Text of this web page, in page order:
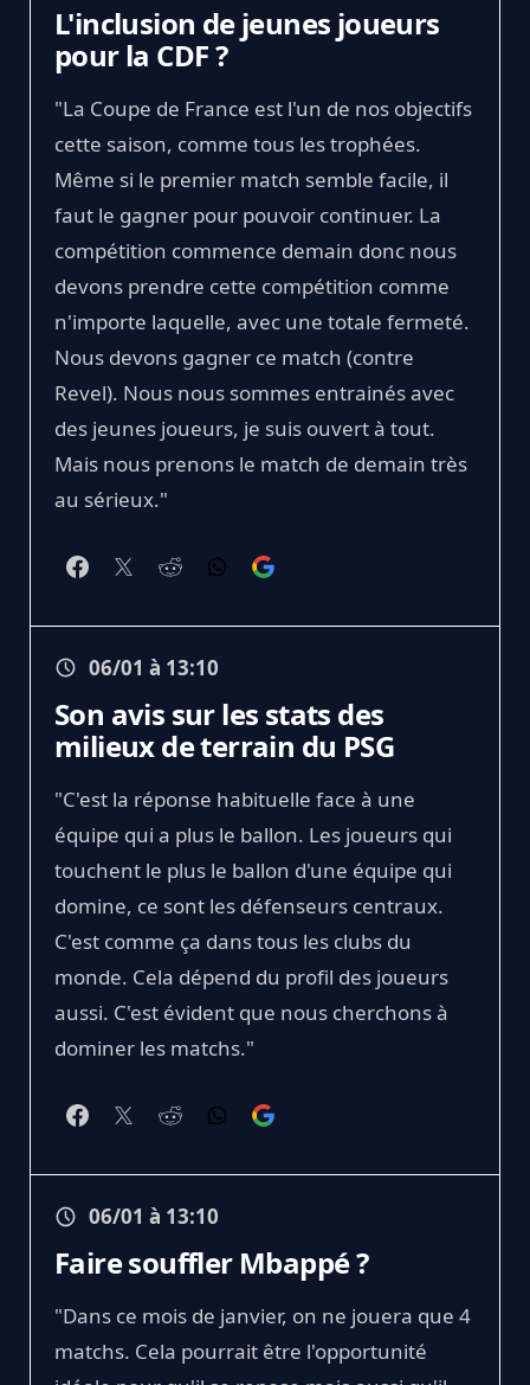
L'inclusion de jeunes joueurs
pour la CDF ?
"La Coupe de France est l'un de nos objectifs
cette saison, comme tous les trophées.
Même si le premier match semble facile, il
faut le gagner pour pouvoir continuer. La
compétition commence demain donc nous
devons prendre cette compétition comme
n'importe laquelle, avec une totale fermeté.
Nous devons gagner ce match (contre
Revel). Nous nous sommes entrainés avec
des jeunes joueurs, je suis ouvert à tout.
Mais nous prenons le match de demain très
au sérieux."
06/01 à 13:10
Son avis sur les stats des
milieux de terrain du PSG
"C'est la réponse habituelle face à une
équipe qui a plus le ballon. Les joueurs qui
touchent le plus le ballon d'une équipe qui
domine, ce sont les défenseurs centraux.
C'est comme ça dans tous les clubs du
monde. Cela dépend du profil des joueurs
aussi. C'est évident que nous cherchons à
dominer les matchs."
06/01 à 13:10
Faire souffler Mbappé ?
"Dans ce mois de janvier, on ne jouera que 4
matchs. Cela pourrait être l'opportunité